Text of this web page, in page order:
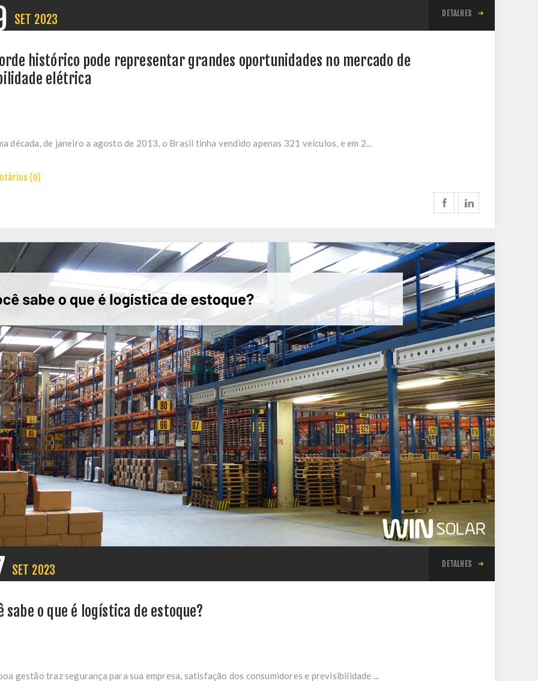
SET 2023 DETALHES
histórico pode representar grandes oportunidades no mercado de
elétrica
década, de janeiro a agosto de 2013, o Brasil tinha vendido apenas 321 veículos, e em 2...
(0)
SET 2023 DETALHES
sabe o que é logística de estoque?
gestão traz segurança para sua empresa, satisfação dos consumidores e previsibilidade ...